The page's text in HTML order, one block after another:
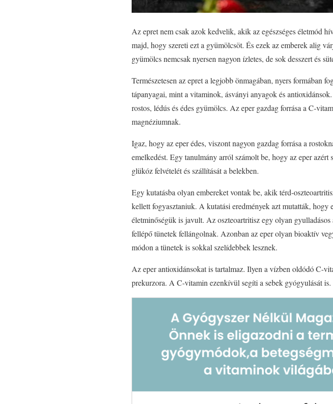
Az epret nem csak azok kedvelik, akik az egészséges életmód
majd, hogy szereti ezt a gyümölcsöt. És ezek az emberek alig
gyümölcs nemcsak nyersen nagyon ízletes, de sok desszert és
Természetesen az epret a legjobb önmagában, nyers formában
tápanyagai, mint a vitaminok, ásványi anyagok és
rostos, lédús és édes gyümölcs. Az eper gazdag forrása a C-
magnéziumnak.
Igaz, hogy az eper édes, viszont nagyon gazdag forrása a
emelkedést. Egy tanulmány arról számolt be, hogy az eper
glükóz felvételét és szállítását a belekben.
Egy kutatásba olyan embereket vontak be, akik térd-
kellett fogyasztaniuk. A kutatási eredmények azt mutatták, hogy
életminőségük is javult. Az oszteoartritisz egy olyan
fellépő tünetek fellángolnak. Azonban az eper olyan bioaktív
módon a tünetek is sokkal szelídebbek lesznek.
Az eper antioxidánsokat is tartalmaz. Ilyen a vízben oldódó C-
prekurzora. A C-vitamin ezenkívül segíti a sebek gyógyulását is.